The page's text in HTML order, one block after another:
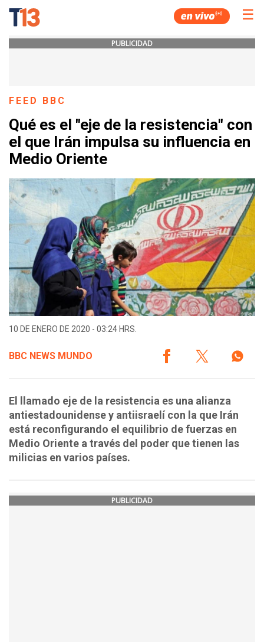
☰
PUBLICIDAD
FEED BBC
Qué es el "eje de la resistencia" con
el que Irán impulsa su influencia en
Medio Oriente
10 DE ENERO DE 2020 - 03:24 HRS.
BBC NEWS MUNDO
El llamado eje de la resistencia es una alianza
antiestadounidense y antiisraelí con la que Irán
está reconfigurando el equilibrio de fuerzas en
Medio Oriente a través del poder que tienen las
milicias en varios países.
PUBLICIDAD